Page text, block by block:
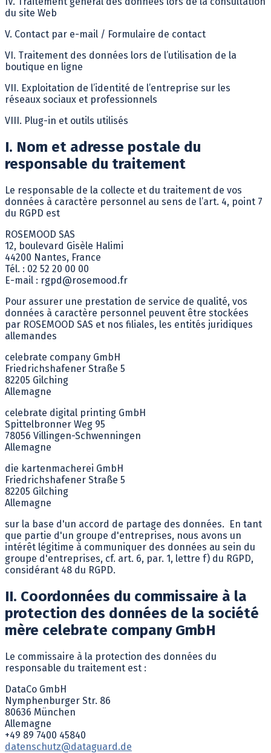
du site Web
V. Contact par e-mail / Formulaire de contact
VI. Traitement des données lors de l’utilisation de la
boutique en ligne
VII. Exploitation de l’identité de l’entreprise sur les
réseaux sociaux et professionnels
VIII. Plug-in et outils utilisés
I. Nom et adresse postale du
responsable du traitement
Le responsable de la collecte et du traitement de vos
données à caractère personnel au sens de l’art. 4, point 7
du RGPD est
ROSEMOOD SAS
12, boulevard Gisèle Halimi
44200 Nantes, France
Tél. : 02 52 20 00 00
E-mail : rgpd@rosemood.fr
Pour assurer une prestation de service de qualité, vos
données à caractère personnel peuvent être stockées
par ROSEMOOD SAS et nos filiales, les entités juridiques
allemandes
celebrate company GmbH
Friedrichshafener Straße 5
82205 Gilching
Allemagne
celebrate digital printing GmbH
Spittelbronner Weg 95
78056 Villingen-Schwenningen
Allemagne
die kartenmacherei GmbH
Friedrichshafener Straße 5
82205 Gilching
Allemagne
sur la base d'un accord de partage des données. En tant
que partie d'un groupe d'entreprises, nous avons un
intérêt légitime à communiquer des données au sein du
groupe d'entreprises, cf. art. 6, par. 1, lettre f) du RGPD,
considérant 48 du RGPD.
II. Coordonnées du commissaire à la
protection des données de la société
mère celebrate company GmbH
Le commissaire à la protection des données du
responsable du traitement est :
DataCo GmbH
Nymphenburger Str. 86
80636 München
Allemagne
+49 89 7400 45840
datenschutz@dataguard.de